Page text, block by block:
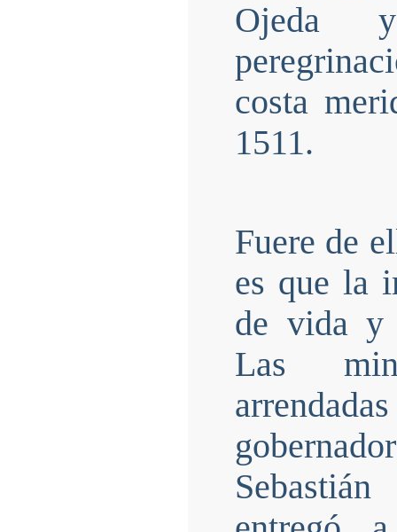
Ojeda
costa
1511.
Fuere de
es que la
de vida y
Las